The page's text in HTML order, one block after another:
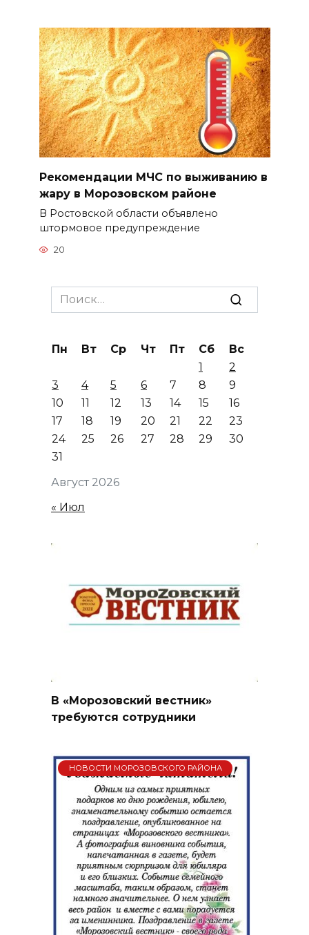
Рекомендации МЧС по выживанию в
жару в Морозовском районе
В Ростовской области объявлено
штормовое предупреждение
20
Search
for:
Август 2026
Пн Вт Ср Чт Пт Сб
Вс
1
2
3
4 5 6 7 8
9
10
11 12 13 14 15
16
17
18 19 20 21 22
23
24
25 26 27 28 29
30
31
« Июл
В «Морозовский вестник»
требуются сотрудники
НОВОСТИ МОРОЗОВСКОГО РАЙОНА